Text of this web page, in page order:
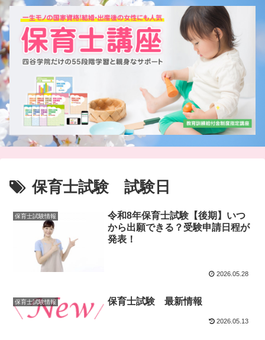
保育士試験 試験日
保育士試験情報
令和8年保育士試験【後期】いつ
から出願できる？受験申請日程が
発表！
2026.05.28
保育士試験情報 保育士試験 最新情報
2026.05.13